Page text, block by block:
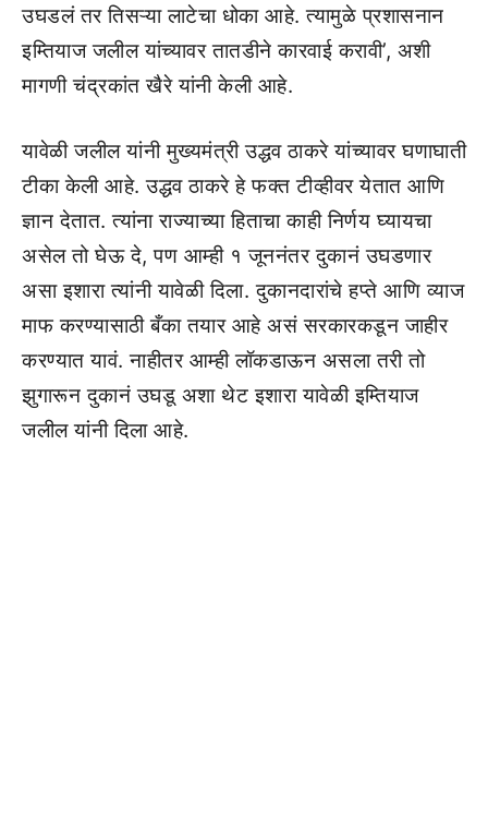
उघडलं तर तिसऱ्या लाटेचा धोका आहे. त्यामुळे प्रशासनान
इम्तियाज जलील यांच्यावर तातडीने कारवाई करावी’, अशी
मागणी चंद्रकांत खैरे यांनी केली आहे.
यावेळी जलील यांनी मुख्यमंत्री उद्धव ठाकरे यांच्यावर घणाघाती
टीका केली आहे. उद्धव ठाकरे हे फक्त टीव्हीवर येतात आणि
ज्ञान देतात. त्यांना राज्याच्या हिताचा काही निर्णय घ्यायचा
असेल तो घेऊ दे, पण आम्ही १ जूननंतर दुकानं उघडणार
असा इशारा त्यांनी यावेळी दिला. दुकानदारांचे हप्ते आणि व्याज
माफ करण्यासाठी बँका तयार आहे असं सरकारकडून जाहीर
करण्यात यावं. नाहीतर आम्ही लॉकडाऊन असला तरी तो
झुगारून दुकानं उघडू अशा थेट इशारा यावेळी इम्तियाज
जलील यांनी दिला आहे.